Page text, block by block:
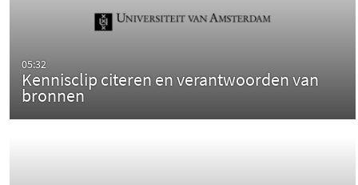
05:32
Kennisclip citeren en verantwoorden van
bronnen